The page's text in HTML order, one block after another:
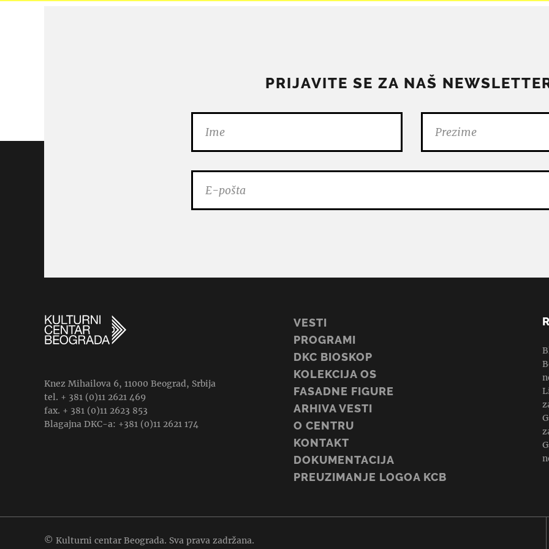
PRIJAVITE SE ZA NAŠ
Knez Mihailova 6, 11000 Beograd, Srbija
tel. + 381 (0)11 2621 469
fax. + 381 (0)11 2623 853
Blagajna DKC-a: +381 (0)11 2621 174
VESTI
PROGRAMI
DKC BIOSKOP
KOLEKCIJA OS
FASADNE FIGURE
ARHIVA VESTI
O CENTRU
KONTAKT
DOKUMENTACIJA
PREUZIMANJE LOGOA KCB
© Kulturni centar Beograda. Sva prava zadržana.